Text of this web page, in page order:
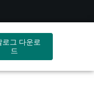
로그 다운로
드